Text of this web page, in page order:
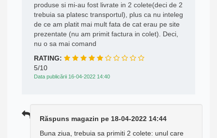
produse si mi-au fost livrate in 2 colete(deci de 2
trebuia sa platesc transportul), plus ca nu inteleg
de ce am platit mai mult fata de cat erau pe site
prezentate (nu am primit factura in colet). Deci,
nu o sa mai comand
RATING:
5/10
Data publicării 16-04-2022 14:40
Răspuns magazin pe 18-04-2022 14:44
Buna ziua, trebuia sa primiti 2 colete: unul care